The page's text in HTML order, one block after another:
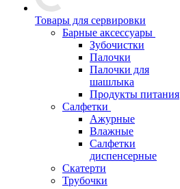
Товары для сервировки
Барные аксессуары
Зубочистки
Палочки
Палочки для
шашлыка
Продукты питания
Салфетки
Ажурные
Влажные
Салфетки
диспенсерные
Скатерти
Трубочки